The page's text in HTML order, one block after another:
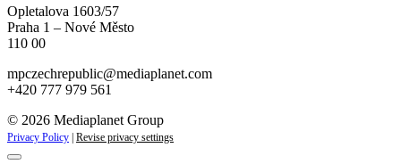
Opletalova 1603/57
Praha 1 – Nové Město
110 00
mpczechrepublic@mediaplanet.com
+420 777 979 561
© 2026 Mediaplanet Group
Privacy Policy Revise privacy settings